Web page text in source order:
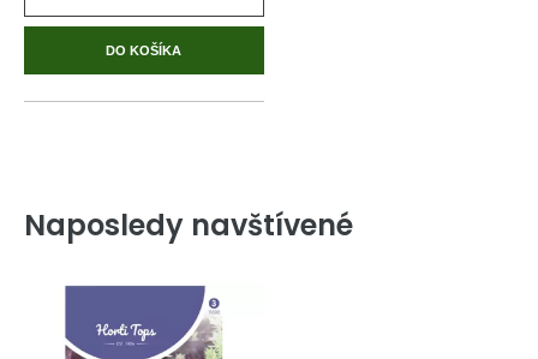
DO KOŠÍKA
Naposledy navštívené